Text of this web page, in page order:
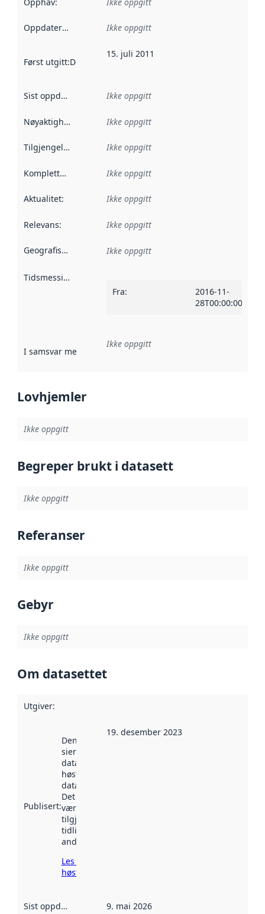
Oppdateringsfrekvens :
Ikke oppgitt
Først utgitt:Denne datoen sier når dataene i dette
15. juli 2011
Sist oppdatert Ikke oppgitt
Nøyaktighet Ikke oppgitt
Tilgjengelighet Ikke oppgitt
Kompletthet Ikke oppgitt
Aktualitet: Ikke oppgitt
Relevans: Ikke oppgitt
Geografisk avgrensning :
Ikke oppgitt
Tidsmessig avgrensning
Fra:
2016-11-
28T00:00:00Z
I samsvar med Referanse til en implementasjonsregel
Ikke oppgitt
Lovhjemler
Ikke oppgitt
Begreper brukt i datasett
Ikke oppgitt
Referanser
Ikke oppgitt
Gebyr
Ikke oppgitt
Om datasettet
Utgiver:
Publisert:
Denne datoen
sier når
datasettet ble
høstet av
data.norge.no.
Det kan ha
vært
tilgjengelig
tidligere
andre steder.
Les mer om
høsting her
19. desember 2023
Sist oppdatert 9. mai 2026